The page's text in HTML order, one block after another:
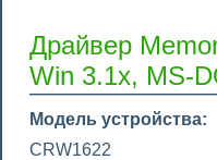
Драйвер
Win 3.1x, MS-
Модель устройства:
CRW1622